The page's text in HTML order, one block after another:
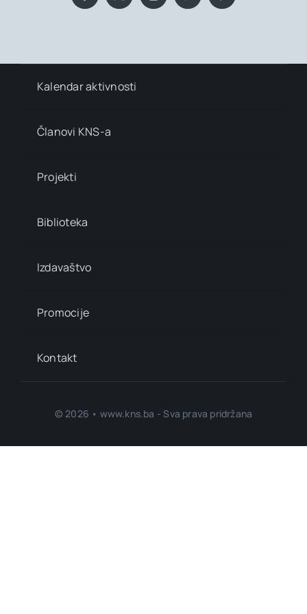
Kalendar aktivnosti
Članovi KNS-a
Projekti
Biblioteka
Izdavaštvo
Promocije
Kontakt
© 2026 • www.kns.ba - Sva prava pridržana